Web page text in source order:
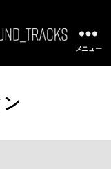
メニュー